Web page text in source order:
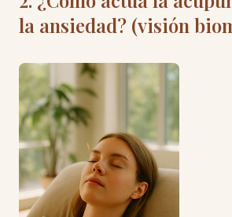
la ansiedad? (visión